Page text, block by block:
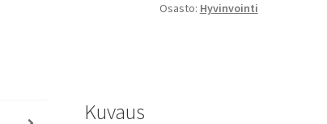
päähän
Osasto: Hyvinvointi
Kuvaus